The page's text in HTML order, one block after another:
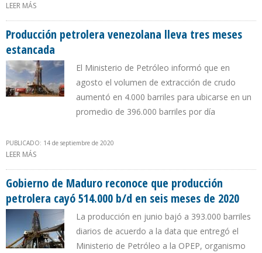
LEER MÁS
SEPTIEMBRE
Producción petrolera venezolana lleva tres meses
estancada
El Ministerio de Petróleo informó que en
agosto el volumen de extracción de crudo
aumentó en 4.000 barriles para ubicarse en un
promedio de 396.000 barriles por día
PUBLICADO: 14 de septiembre de 2020
LEER MÁS
Gobierno de Maduro reconoce que producción
petrolera cayó 514.000 b/d en seis meses de 2020
La producción en junio bajó a 393.000 barriles
diarios de acuerdo a la data que entregó el
Ministerio de Petróleo a la OPEP, organismo